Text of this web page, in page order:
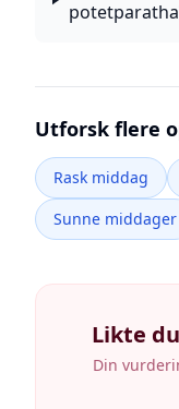
Utforsk flere
Rask middag
Sunne middager
Likte
Din